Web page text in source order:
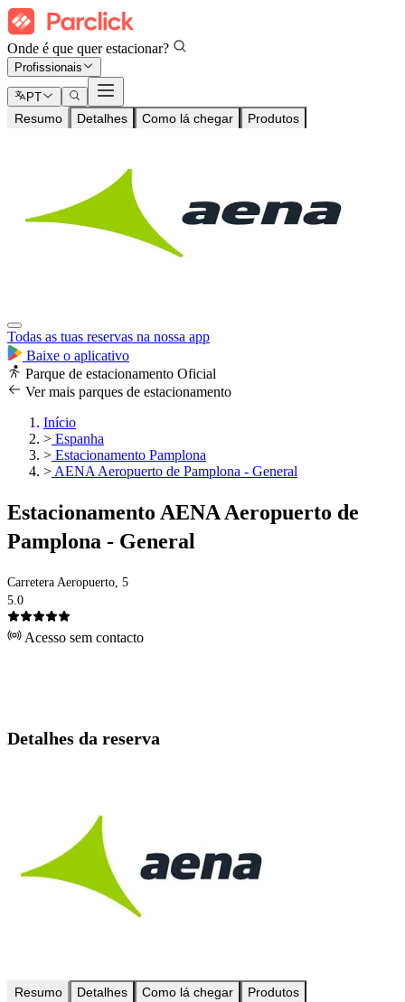
Onde é que quer estacionar?
Profissionais
PT
Resumo Detalhes Como lá chegar Produtos
Todas as tuas reservas na nossa app
Baixe o aplicativo
Parque de estacionamento Oficial
Ver mais parques de estacionamento
Início
> Espanha
> Estacionamento Pamplona
> AENA Aeropuerto de Pamplona - General
Estacionamento AENA Aeropuerto de
Pamplona - General
Carretera Aeropuerto, 5
5.0
Acesso sem contacto
Detalhes da reserva
Resumo Detalhes Como lá chegar Produtos